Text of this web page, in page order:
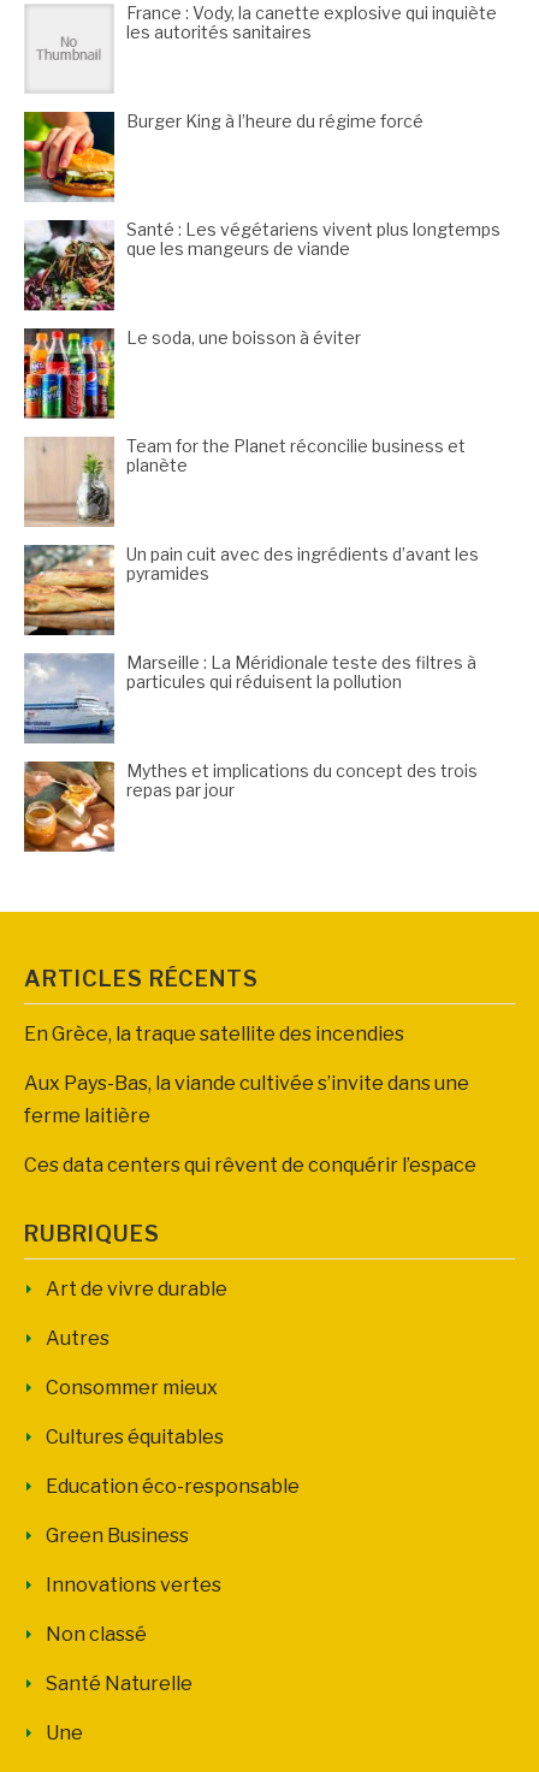
France : Vody, la canette explosive qui inquiète
les autorités sanitaires
Burger King à l’heure du régime forcé
Santé : Les végétariens vivent plus longtemps
que les mangeurs de viande
Le soda, une boisson à éviter
Team for the Planet réconcilie business et
planète
Un pain cuit avec des ingrédients d’avant les
pyramides
Marseille : La Méridionale teste des filtres à
particules qui réduisent la pollution
Mythes et implications du concept des trois
repas par jour
ARTICLES RÉCENTS
En Grèce, la traque satellite des incendies
Aux Pays-Bas, la viande cultivée s’invite dans une
ferme laitière
Ces data centers qui rêvent de conquérir l’espace
RUBRIQUES
Art de vivre durable
Autres
Consommer mieux
Cultures équitables
Education éco-responsable
Green Business
Innovations vertes
Non classé
Santé Naturelle
Une